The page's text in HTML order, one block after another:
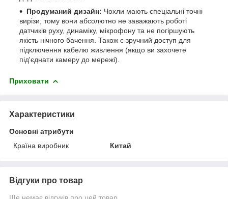
Продуманий дизайн: Чохли мають спеціальні точні
вирізи, тому вони абсолютно не заважають роботі
датчиків руху, динаміку, мікрофону та не погіршують
якість нічного бачення. Також є зручний доступ для
підключення кабелю живлення (якщо ви захочете
під'єднати камеру до мережі).
Приховати
Характеристики
Основні атрибути
Країна виробник
Китай
Відгуки про товар
Ще немає відгуків про цей товар